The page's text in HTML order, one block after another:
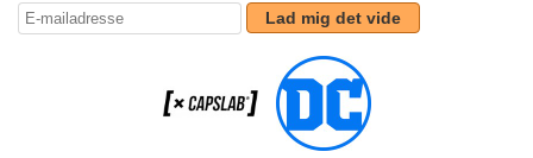
Lad mig det vide